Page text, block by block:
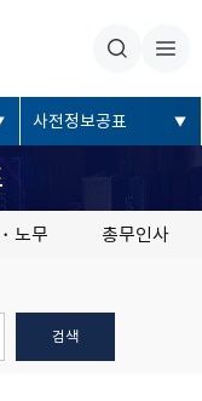
사전정보공표
노무 총무인사